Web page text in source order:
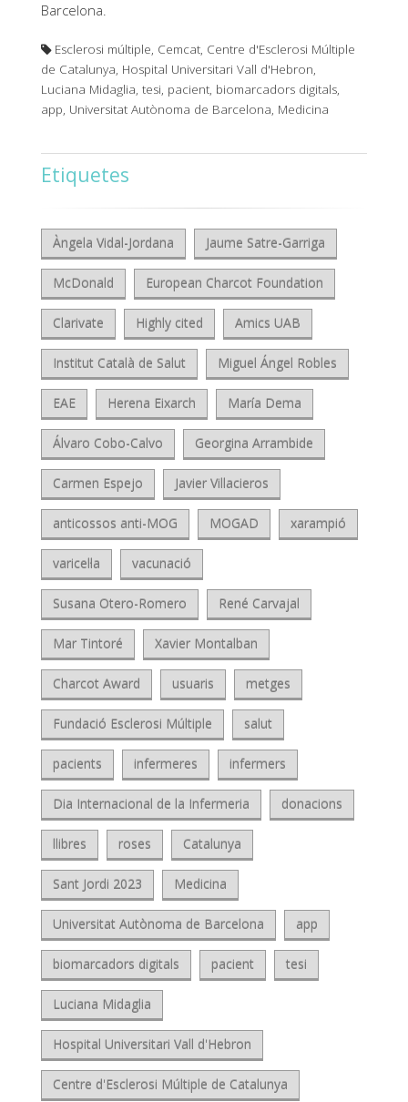
Barcelona.
Esclerosi múltiple, Cemcat, Centre d'Esclerosi Múltiple
de Catalunya, Hospital Universitari Vall d'Hebron,
Luciana Midaglia, tesi, pacient, biomarcadors digitals,
app, Universitat Autònoma de Barcelona, Medicina
Etiquetes
Àngela Vidal-Jordana Jaume Satre-Garriga
McDonald European Charcot Foundation
Clarivate Highly cited Amics UAB
Institut Català de Salut Miguel Ángel Robles
EAE Herena Eixarch María Dema
Álvaro Cobo-Calvo Georgina Arrambide
Carmen Espejo Javier Villacieros
anticossos anti-MOG MOGAD xarampió
varicel·la vacunació
Susana Otero-Romero René Carvajal
Mar Tintoré Xavier Montalban
Charcot Award usuaris metges
Fundació Esclerosi Múltiple salut
pacients infermeres infermers
Dia Internacional de la Infermeria donacions
llibres roses Catalunya
Sant Jordi 2023 Medicina
Universitat Autònoma de Barcelona app
biomarcadors digitals pacient tesi
Luciana Midaglia
Hospital Universitari Vall d'Hebron
Centre d'Esclerosi Múltiple de Catalunya